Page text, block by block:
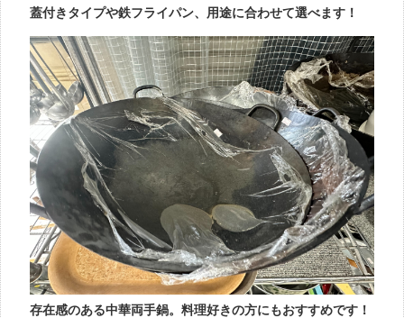
蓋付きタイプや鉄フライパン、用途に合わせて選べます！
存在感のある中華両手鍋。料理好きの方にもおすすめです！